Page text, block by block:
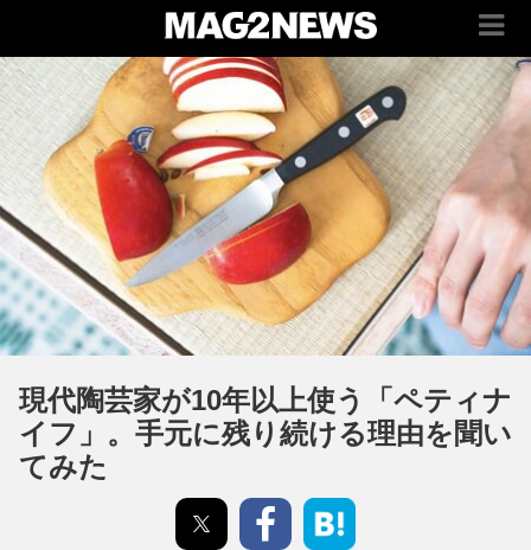
現代陶芸家が10年以上使う「ペティナ
イフ」。手元に残り続ける理由を聞い
てみた